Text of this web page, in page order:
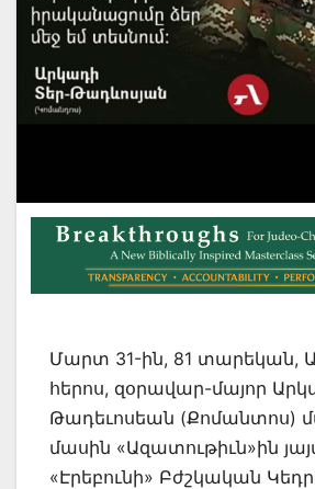
Մարտ 31-ին, 81 տարեկան,
հերոս, զօրավար-մայոր
Թադեւոսեան (Քոմանտոս)
մասին «Ազատութիւն»ին
«Էրեբունի» Բժշկական